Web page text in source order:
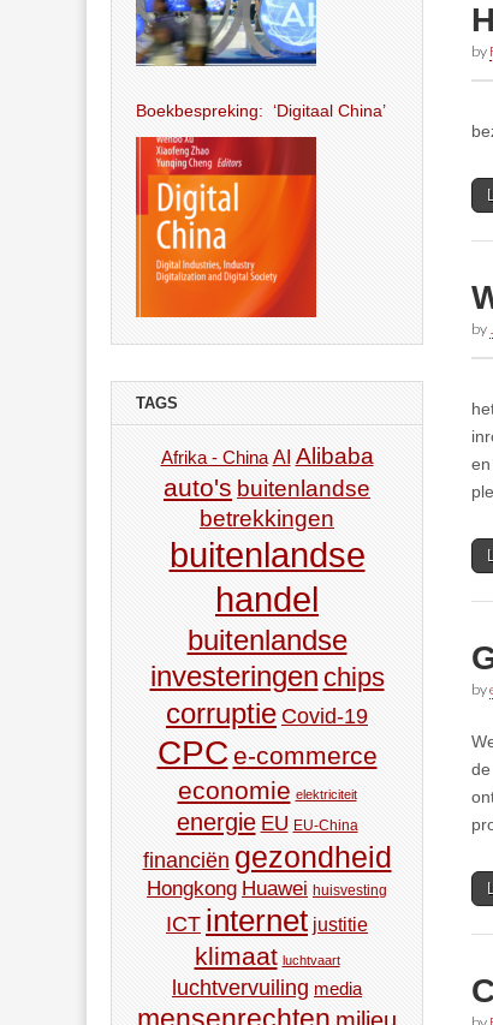
by
by
by
Boekbespreking: ‘Digitaal China’
TAGS
Afrika - China AI Alibaba
auto's buitenlandse
betrekkingen
buitenlandse
handel
buitenlandse
investeringen chips
corruptie Covid-19
CPC e-commerce
economie elektriciteit
energie EU EU-China
financiën gezondheid
Hongkong Huawei huisvesting
ICT internet justitie
klimaat luchtvaart
luchtvervuiling media